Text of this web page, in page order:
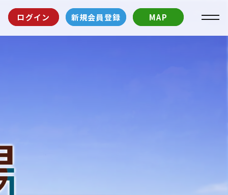
ログイン 新規会員登録 MAP